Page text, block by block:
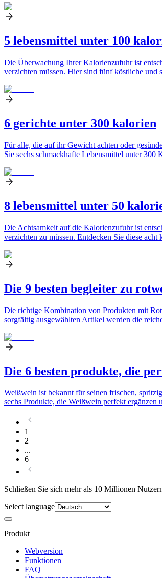
5 lebensmittel unter 100
Die Überwachung Ihrer Kalorienzufuhr ist
verzichten müssen. Hier sind fünf köstliche und
6 gerichte unter 300 kalorien
Für alle, die auf ihr Gewicht achten oder
Sie sechs schmackhafte Lebensmittel unter
8 lebensmittel unter 50
Die Achtsamkeit auf die Kalorienzufuhr ist
verzichten zu müssen. Entdecken Sie diese
Die 9 besten begleiter zu
Die richtige Kombination von Produkten mit
sorgfältig ausgewählten Artikel werden die
Die 6 besten produkte, die
Weißwein ist bekannt für seinen frischen,
sechs Produkte, die Weißwein perfekt
1
2
...
6
Schließen Sie sich mehr als 10 Millionen
Select language
Produkt
Webversion
Funktionen
FAQ